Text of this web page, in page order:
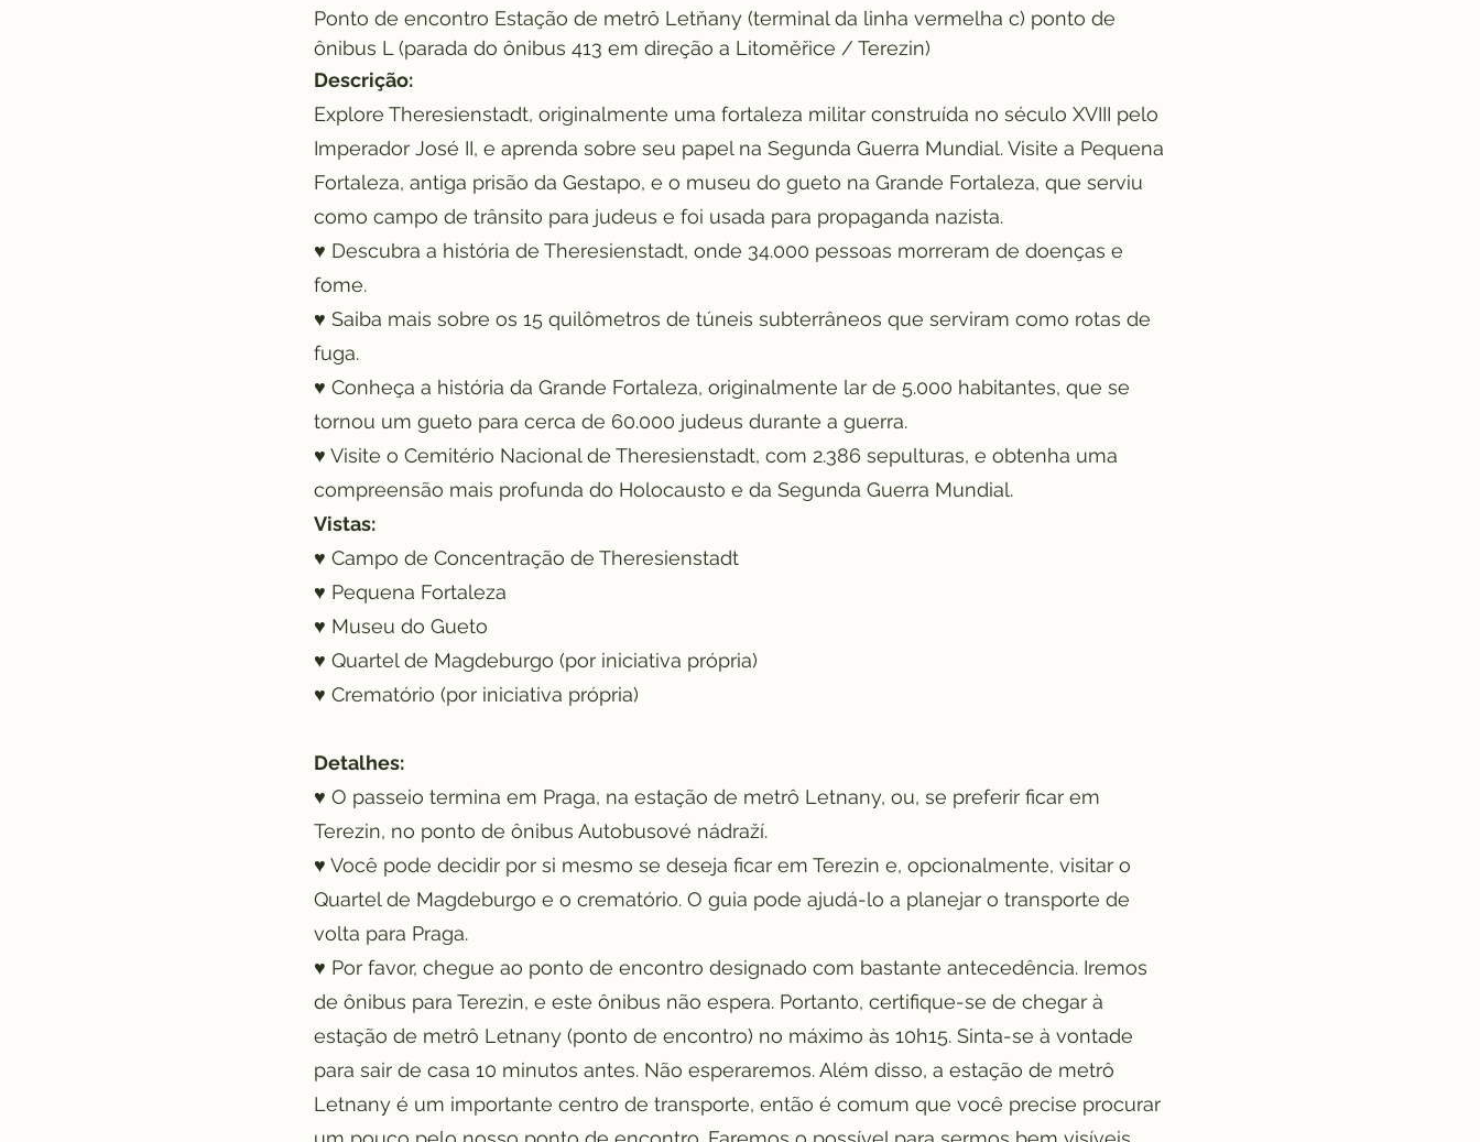
Ponto de encontro Estação de metrô Letňany (terminal da linha vermelha c) ponto de
ônibus L (parada do ônibus 413 em direção a Litoměřice / Terezin)
Descrição:
Explore Theresienstadt, originalmente uma fortaleza militar construída no século XVIII pelo
Imperador José II, e aprenda sobre seu papel na Segunda Guerra Mundial. Visite a Pequena
Fortaleza, antiga prisão da Gestapo, e o museu do gueto na Grande Fortaleza, que serviu
como campo de trânsito para judeus e foi usada para propaganda nazista.
♥ Descubra a história de Theresienstadt, onde 34.000 pessoas morreram de doenças e
fome.
♥ Saiba mais sobre os 15 quilômetros de túneis subterrâneos que serviram como rotas de
fuga.
♥ Conheça a história da Grande Fortaleza, originalmente lar de 5.000 habitantes, que se
tornou um gueto para cerca de 60.000 judeus durante a guerra.
♥ Visite o Cemitério Nacional de Theresienstadt, com 2.386 sepulturas, e obtenha uma
compreensão mais profunda do Holocausto e da Segunda Guerra Mundial.
Vistas:
♥ Campo de Concentração de Theresienstadt
♥ Pequena Fortaleza
♥ Museu do Gueto
♥ Quartel de Magdeburgo (por iniciativa própria)
♥ Crematório (por iniciativa própria)
Detalhes:
♥ O passeio termina em Praga, na estação de metrô Letnany, ou, se preferir ficar em
Terezin, no ponto de ônibus Autobusové nádraží.
♥ Você pode decidir por si mesmo se deseja ficar em Terezin e, opcionalmente, visitar o
Quartel de Magdeburgo e o crematório. O guia pode ajudá-lo a planejar o transporte de
volta para Praga.
♥ Por favor, chegue ao ponto de encontro designado com bastante antecedência. Iremos
de ônibus para Terezin, e este ônibus não espera. Portanto, certifique-se de chegar à
estação de metrô Letnany (ponto de encontro) no máximo às 10h15. Sinta-se à vontade
para sair de casa 10 minutos antes. Não esperaremos. Além disso, a estação de metrô
Letnany é um importante centro de transporte, então é comum que você precise procurar